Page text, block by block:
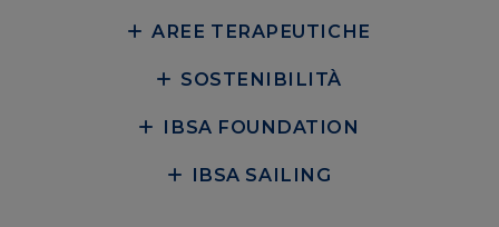
AREE TERAPEUTICHE
SOSTENIBILITÀ
IBSA FOUNDATION
IBSA SAILING